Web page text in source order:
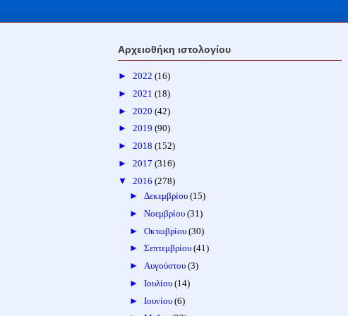
Αρχειοθήκη ιστολογίου
► 2022 (16)
► 2021 (18)
► 2020 (42)
► 2019 (90)
► 2018 (152)
► 2017 (316)
▼ 2016 (278)
► Δεκεμβρίου (15)
► Νοεμβρίου (31)
► Οκτωβρίου (30)
► Σεπτεμβρίου (41)
► Αυγούστου (3)
► Ιουλίου (14)
► Ιουνίου (6)